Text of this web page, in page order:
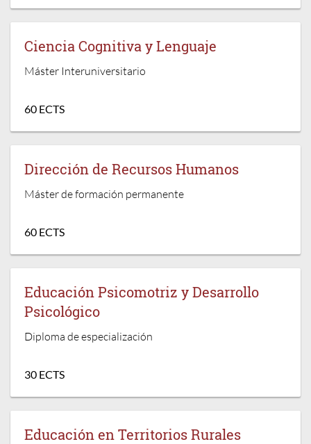
Ciencia Cognitiva y Lenguaje
Máster Interuniversitario
60 ECTS
Dirección de Recursos Humanos
Máster de formación permanente
60 ECTS
Educación Psicomotriz y Desarrollo
Psicológico
Diploma de especialización
30 ECTS
Educación en Territorios Rurales